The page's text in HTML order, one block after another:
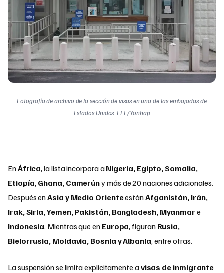
Fotografía de archivo de la sección de visas en una de las embajadas de
Estados Unidos. EFE/Yonhap
EnÁfrica, la lista incorpora aNigeria, Egipto, Somalia,
Etiopía, Ghana, Camerúny más de 20 naciones adicionales.
Después enAsia y Medio OrienteestánAfganistán, Irán,
Irak, Siria, Yemen, Pakistán, Bangladesh, Myanmar e
Indonesia. Mientras que en Europa, figuran Rusia,
Bielorrusia, Moldavia, Bosnia y Albania, entre otras.
La suspensión se limita explícitamente avisas de inmigrante